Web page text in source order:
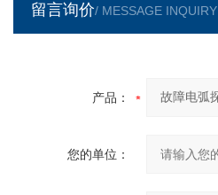
留言询价/ MESSAGE INQUIRY
产品：
您的单位：